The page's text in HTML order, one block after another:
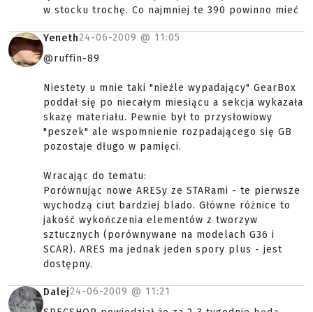
w stocku trochę. Co najmniej te 390 powinno mieć
Yeneth24-06-2009 @ 11:05
@ruffin-89
Niestety u mnie taki "nieźle wypadający" GearBox
poddał się po niecałym miesiącu a sekcja wykazała
skazę materiału. Pewnie był to przysłowiowy
"peszek" ale wspomnienie rozpadającego się GB
pozostaje długo w pamięci.
Wracając do tematu:
Porównując nowe ARESy ze STARami - te pierwsze
wychodzą ciut bardziej blado. Główne różnice to
jakość wykończenia elementów z tworzyw
sztucznych (porównywane na modelach G36 i
SCAR). ARES ma jednak jeden spory plus - jest
dostępny.
Dalej24-06-2009 @ 11:21